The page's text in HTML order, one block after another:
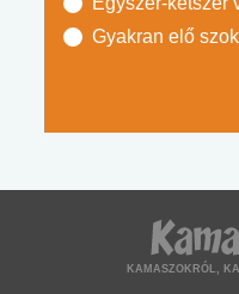
Gyakran elő
KAMASZOKRÓL,